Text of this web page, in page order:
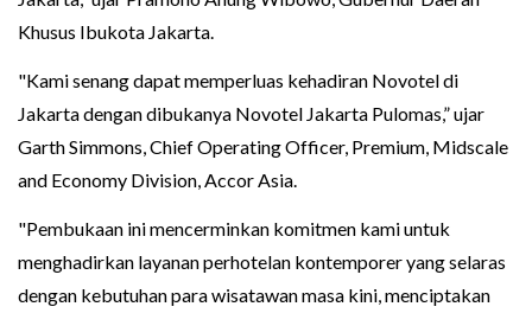
Khusus Ibukota Jakarta.
"Kami senang dapat memperluas kehadiran Novotel di
Jakarta dengan dibukanya Novotel Jakarta Pulomas,” ujar
Garth Simmons, Chief Operating Officer, Premium, Midscale
and Economy Division, Accor Asia.
"Pembukaan ini mencerminkan komitmen kami untuk
menghadirkan layanan perhotelan kontemporer yang selaras
dengan kebutuhan para wisatawan masa kini, menciptakan